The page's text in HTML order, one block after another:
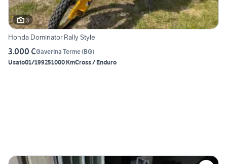
3
Honda Dominator Rally Style
3.000 €Gaverina Terme(BG)
Usato01/199251000 KmCross / Enduro